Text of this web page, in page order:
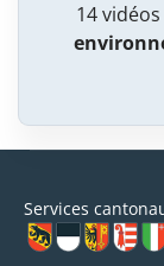
14
Services